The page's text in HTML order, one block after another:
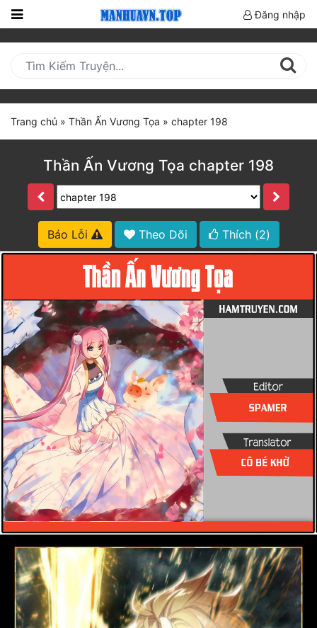
Nhật
(current)
Thể Loại
Truyện HOT
Truyện Mới Ra
Cổ Đại
Hiện đại
Huyền Huyễn
Hài Hước
Hàn Quốc
Hậu Cung
Hệ Thống
Kinh Dị
Lịch Sử
Mạt Thế
Ngôn Tình
Đăng nhập
Trang chủ » Thần Ấn Vương Tọa » chapter 198
Thần Ấn Vương Tọa chapter 198
Báo Lỗi Theo Dõi Thích (2)